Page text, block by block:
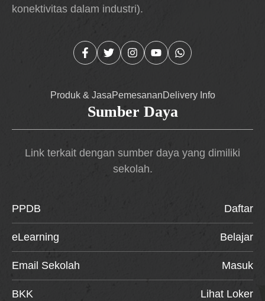
konektivitas dalam industri).
Produk & JasaPemesananDelivery Info
Sumber Daya
Link terkait dengan sumber daya yang dimiliki
sekolah.
PPDB Daftar
eLearning Belajar
Email Sekolah Masuk
BKK Lihat Loker